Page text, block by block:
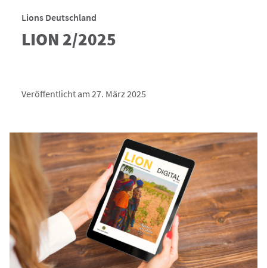
Lions Deutschland
LION 2/2025
Veröffentlicht am 27. März 2025